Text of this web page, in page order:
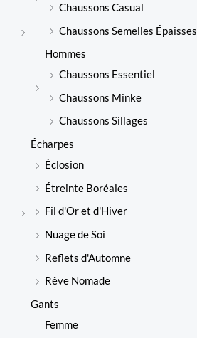
Chaussons Casual
Chaussons Semelles Épaisses
Hommes
Chaussons Essentiel
Chaussons Minke
Chaussons Sillages
Écharpes
Éclosion
Étreinte Boréales
Fil d'Or et d'Hiver
Nuage de Soi
Reflets d'Automne
Rêve Nomade
Gants
Femme